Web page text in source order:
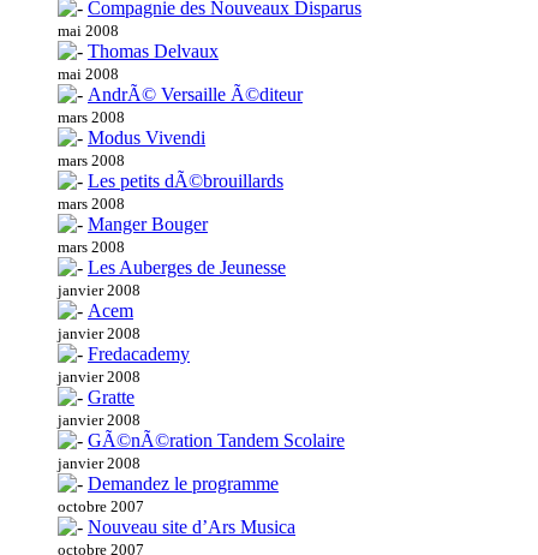
Compagnie des Nouveaux Disparus
mai 2008
Thomas Delvaux
mai 2008
AndrÃ© Versaille Ã©diteur
mars 2008
Modus Vivendi
mars 2008
Les petits dÃ©brouillards
mars 2008
Manger Bouger
mars 2008
Les Auberges de Jeunesse
janvier 2008
Acem
janvier 2008
Fredacademy
janvier 2008
Gratte
janvier 2008
GÃ©nÃ©ration Tandem Scolaire
janvier 2008
Demandez le programme
octobre 2007
Nouveau site d’Ars Musica
octobre 2007